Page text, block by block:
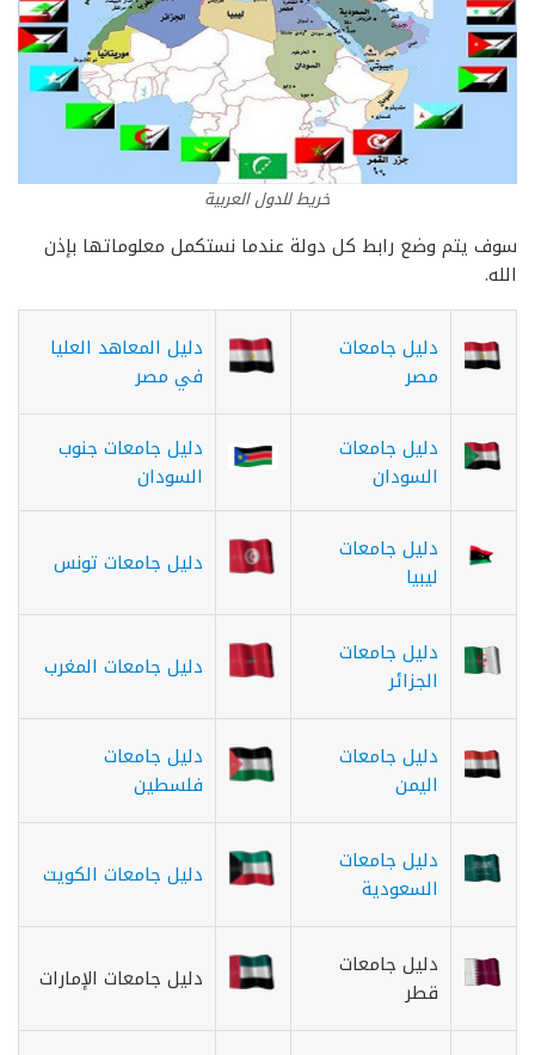
خريط للدول العربية
سوف يتم وضع رابط كل دولة عندما نستكمل معلوماتها بإذن
الله.
دليل جامعات
مصر
دليل المعاهد العليا
في مصر
دليل جامعات
السودان
دليل جامعات جنوب
السودان
دليل جامعات
ليبيا
دليل جامعات تونس
دليل جامعات
الجزائر
دليل جامعات المغرب
دليل جامعات
اليمن
دليل جامعات
فلسطين
دليل جامعات
السعودية
دليل جامعات الكويت
دليل جامعات
قطر
دليل جامعات الإمارات